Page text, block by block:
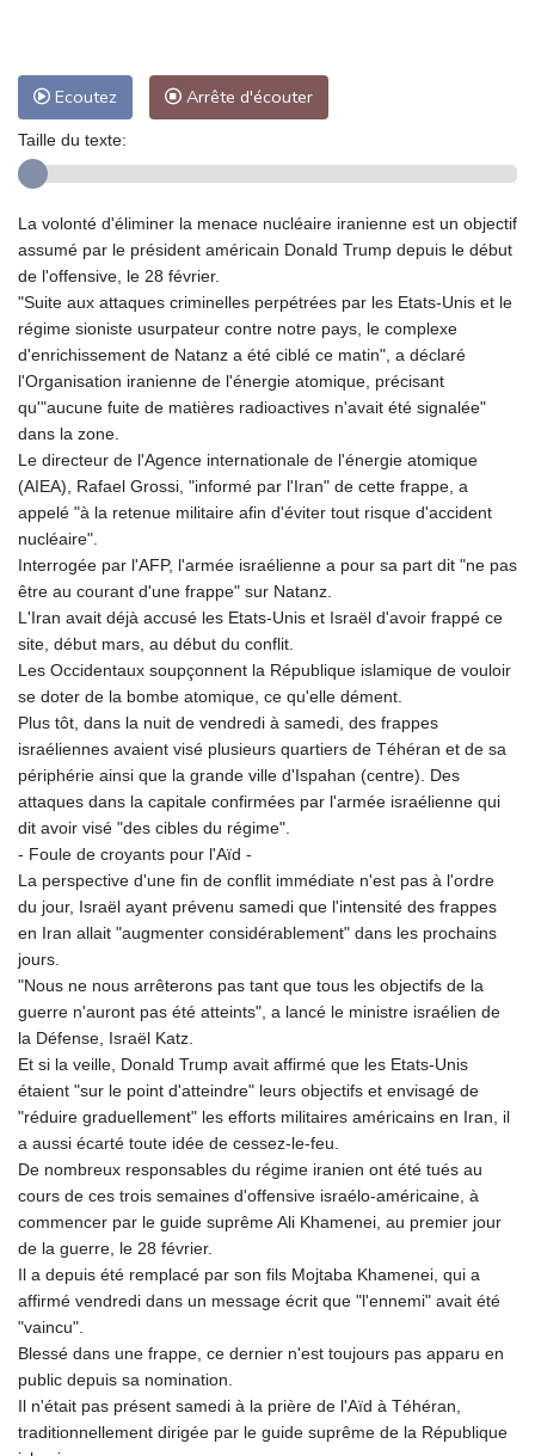
Ecoutez Arrête d'écouter
Taille du texte:
La volonté d'éliminer la menace nucléaire iranienne est un objectif
assumé par le président américain Donald Trump depuis le début
de l'offensive, le 28 février.
"Suite aux attaques criminelles perpétrées par les Etats-Unis et le
régime sioniste usurpateur contre notre pays, le complexe
d'enrichissement de Natanz a été ciblé ce matin", a déclaré
l'Organisation iranienne de l'énergie atomique, précisant
qu'"aucune fuite de matières radioactives n'avait été signalée"
dans la zone.
Le directeur de l'Agence internationale de l'énergie atomique
(AIEA), Rafael Grossi, "informé par l'Iran" de cette frappe, a
appelé "à la retenue militaire afin d'éviter tout risque d'accident
nucléaire".
Interrogée par l'AFP, l'armée israélienne a pour sa part dit "ne pas
être au courant d'une frappe" sur Natanz.
L'Iran avait déjà accusé les Etats-Unis et Israël d'avoir frappé ce
site, début mars, au début du conflit.
Les Occidentaux soupçonnent la République islamique de vouloir
se doter de la bombe atomique, ce qu'elle dément.
Plus tôt, dans la nuit de vendredi à samedi, des frappes
israéliennes avaient visé plusieurs quartiers de Téhéran et de sa
périphérie ainsi que la grande ville d'Ispahan (centre). Des
attaques dans la capitale confirmées par l'armée israélienne qui
dit avoir visé "des cibles du régime".
- Foule de croyants pour l'Aïd -
La perspective d'une fin de conflit immédiate n'est pas à l'ordre
du jour, Israël ayant prévenu samedi que l'intensité des frappes
en Iran allait "augmenter considérablement" dans les prochains
jours.
"Nous ne nous arrêterons pas tant que tous les objectifs de la
guerre n'auront pas été atteints", a lancé le ministre israélien de
la Défense, Israël Katz.
Et si la veille, Donald Trump avait affirmé que les Etats-Unis
étaient "sur le point d'atteindre" leurs objectifs et envisagé de
"réduire graduellement" les efforts militaires américains en Iran, il
a aussi écarté toute idée de cessez-le-feu.
De nombreux responsables du régime iranien ont été tués au
cours de ces trois semaines d'offensive israélo-américaine, à
commencer par le guide suprême Ali Khamenei, au premier jour
de la guerre, le 28 février.
Il a depuis été remplacé par son fils Mojtaba Khamenei, qui a
affirmé vendredi dans un message écrit que "l'ennemi" avait été
"vaincu".
Blessé dans une frappe, ce dernier n'est toujours pas apparu en
public depuis sa nomination.
Il n'était pas présent samedi à la prière de l'Aïd à Téhéran,
traditionnellement dirigée par le guide suprême de la République